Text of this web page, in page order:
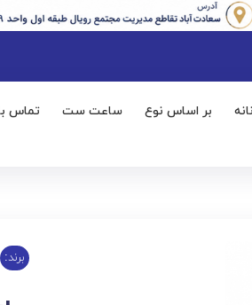
بر اساس نوع ساعت ست تماس
برند: